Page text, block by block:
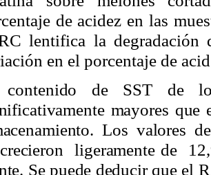
de acidez en las
lentifica la degradación
en el porcentaje de
de SST de
mayores
Los
ligeramente de
Se puede deducir que el